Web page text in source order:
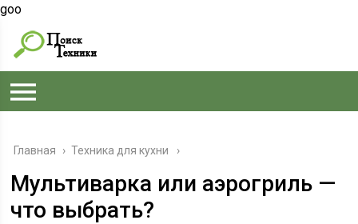
goo
Главная › Техника для кухни
Мультиварка или аэрогриль —
что выбрать?